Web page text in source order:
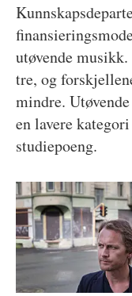
utøvende
tre, og
mindre.
en lavere
studiepoeng.